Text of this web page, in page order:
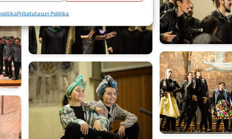
Pribatutasun Politika